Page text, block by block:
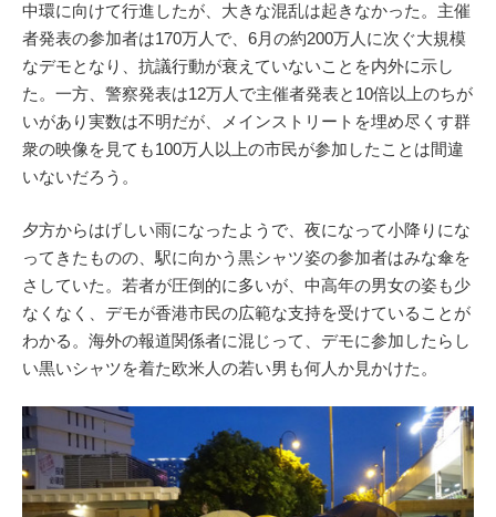
中環に向けて行進したが、大きな混乱は起きなかった。主催
者発表の参加者は170万人で、6月の約200万人に次ぐ大規模
なデモとなり、抗議行動が衰えていないことを内外に示し
た。一方、警察発表は12万人で主催者発表と10倍以上のちが
いがあり実数は不明だが、メインストリートを埋め尽くす群
衆の映像を見ても100万人以上の市民が参加したことは間違
いないだろう。
夕方からはげしい雨になったようで、夜になって小降りにな
ってきたものの、駅に向かう黒シャツ姿の参加者はみな傘を
さしていた。若者が圧倒的に多いが、中高年の男女の姿も少
なくなく、デモが香港市民の広範な支持を受けていることが
わかる。海外の報道関係者に混じって、デモに参加したらし
い黒いシャツを着た欧米人の若い男も何人か見かけた。